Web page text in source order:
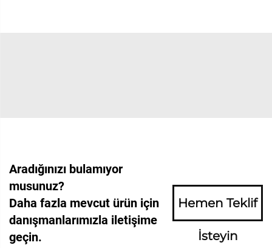
Aradığınızı bulamıyor
musunuz?
Daha fazla mevcut ürün için
danışmanlarımızla iletişime
geçin.
Hemen Teklif
İsteyin